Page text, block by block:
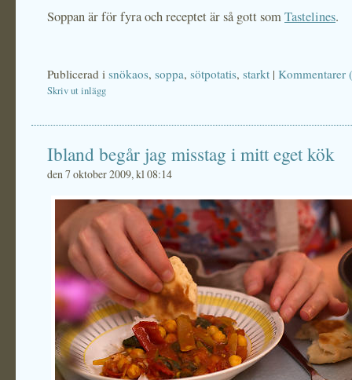
Soppan är för fyra och receptet är så gott somTastelines.
Publicerad i snökaos, soppa, sötpotatis, starkt | Kommentarer
Skriv ut inlägg
Ibland begår jag misstag i mitt eget kök
den 7 oktober 2009, kl 08:14